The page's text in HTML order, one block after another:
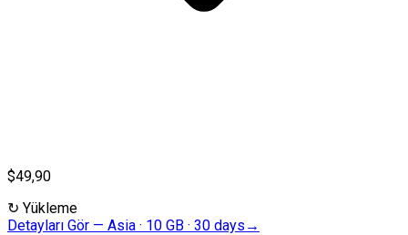
$49,90
↻ Yükleme
Detayları Gör — Asia · 10 GB · 30 days →